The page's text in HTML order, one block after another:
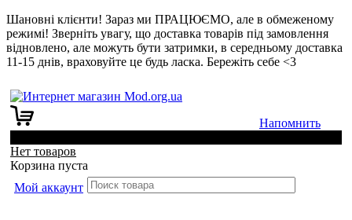
Шановні клієнти! Зараз ми ПРАЦЮЄМО, але в обмеженому
режимі! Зверніть увагу, що доставка товарів під замовлення
відновлено, але можуть бути затримки, в середньому доставка
11-15 днів, враховуйте це будь ласка. Бережіть себе <3
Нет товаров
Корзина пуста
Мой аккаунт
Напомнить